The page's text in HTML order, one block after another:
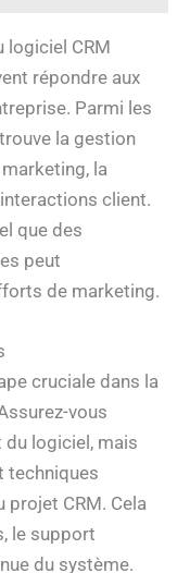
logiciel CRM
répondre aux
Parmi les
la gestion
la
client.
que des
peut
de marketing.
cruciale dans la
vous
du logiciel, mais
techniques
CRM. Cela
le support
du système.